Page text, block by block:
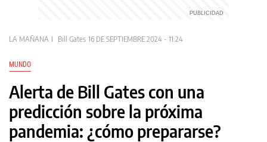
LA MAÑANA Bill Gates 16 DE SEPTIEMBRE 2024 - 11:24
MUNDO
Alerta de Bill Gates con una
predicción sobre la próxima
pandemia: ¿cómo prepararse?